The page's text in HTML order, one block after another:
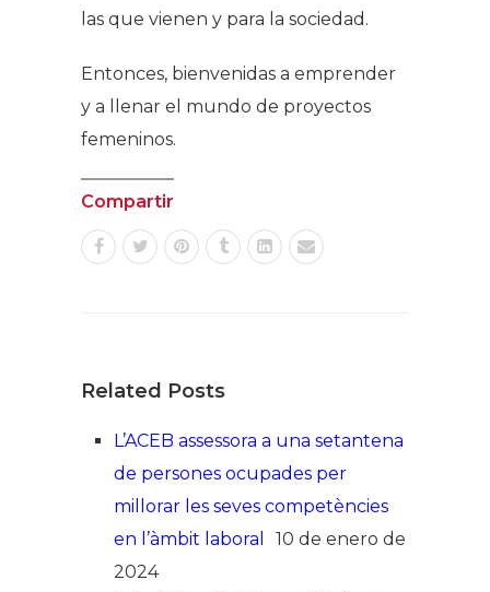
las que vienen y para la sociedad.
Entonces, bienvenidas a emprender
y a llenar el mundo de proyectos
femeninos.
Compartir
Related Posts
L’ACEB assessora a una setantena
de persones ocupades per
millorar les seves competències
en l’àmbit laboral
10 de enero de
2024